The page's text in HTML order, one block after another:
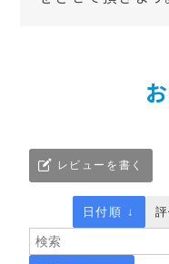
レビューを書く
日付順 ↓